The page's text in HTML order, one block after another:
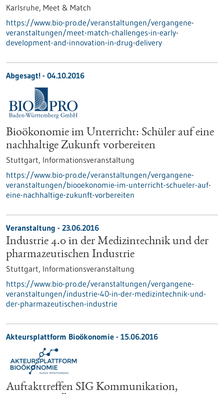
Karlsruhe, Meet & Match
https://www.bio-pro.de/veranstaltungen/vergangene-
veranstaltungen/meet-match-challenges-in-early-
development-and-innovation-in-drug-delivery
Abgesagt! - 04.10.2016
Bioökonomie im Unterricht: Schüler auf eine
nachhaltige Zukunft vorbereiten
Stuttgart, Informationsveranstaltung
https://www.bio-pro.de/veranstaltungen/vergangene-
veranstaltungen/biooekonomie-im-unterricht-schueler-auf-
eine-nachhaltige-zukunft-vorbereiten
Veranstaltung - 23.06.2016
Industrie 4.0 in der Medizintechnik und der
pharmazeutischen Industrie
Stuttgart, Informationsveranstaltung
https://www.bio-pro.de/veranstaltungen/vergangene-
veranstaltungen/industrie-40-in-der-medizintechnik-und-
der-pharmazeutischen-industrie
Akteursplattform Bioökonomie - 15.06.2016
Auftakttreffen SIG Kommunikation,